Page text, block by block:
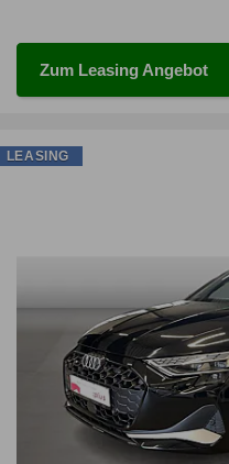
Zum Leasing Angebot
LEASING